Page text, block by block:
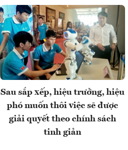
Sau sắp xếp, hiệu trưởng, hiệu
phó muốn thôi việc sẽ được
giải quyết theo chính sách
tinh giản